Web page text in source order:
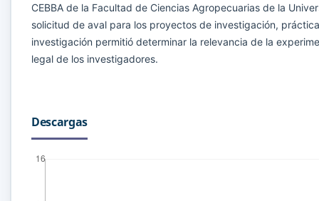
CEBBA de la Facultad de Ciencias Agropecuarias de la
solicitud de aval para los proyectos de investigación,
investigación permitió determinar la relevancia de la
legal de los investigadores.
Descargas